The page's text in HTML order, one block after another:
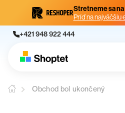
Stretneme sa na
Príď na najväčšiu
+421 948 922 444
Obchod bol ukončený